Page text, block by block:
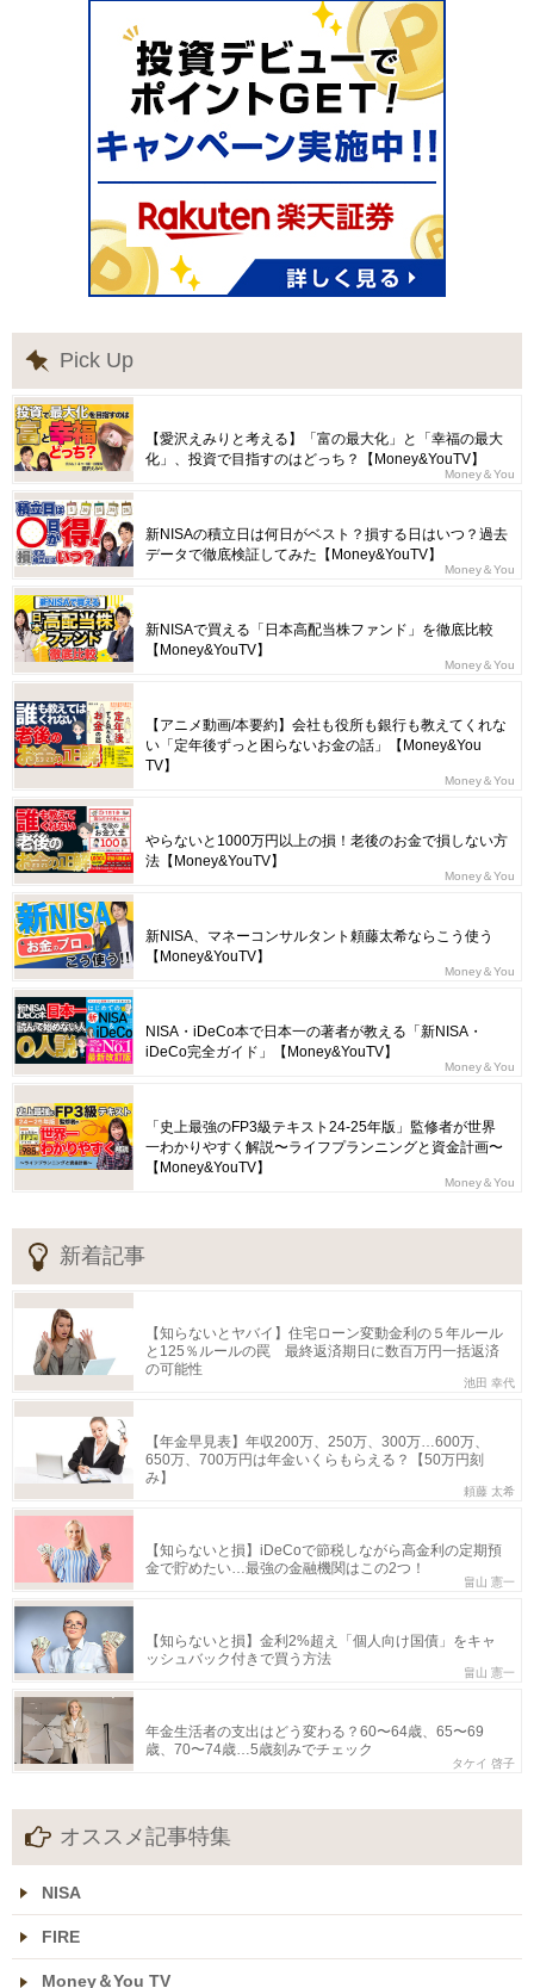
Pick Up
【愛沢えみりと考える】「富の最大化」と「幸福の最大
化」、投資で目指すのはどっち？【Money&YouTV】
Money＆You
新NISAの積立日は何日がベスト？損する日はいつ？過去
データで徹底検証してみた【Money&YouTV】
Money＆You
新NISAで買える「日本高配当株ファンド」を徹底比較
【Money&YouTV】
Money＆You
【アニメ動画/本要約】会社も役所も銀行も教えてくれな
い「定年後ずっと困らないお金の話」【Money&You
TV】
Money＆You
やらないと1000万円以上の損！老後のお金で損しない方
法【Money&YouTV】
Money＆You
新NISA、マネーコンサルタント頼藤太希ならこう使う
【Money&YouTV】
Money＆You
NISA・iDeCo本で日本一の著者が教える「新NISA・
iDeCo完全ガイド」【Money&YouTV】
Money＆You
「史上最強のFP3級テキスト24-25年版」監修者が世界
一わかりやすく解説〜ライフプランニングと資金計画〜
【Money&YouTV】
Money＆You
新着記事
【知らないとヤバイ】住宅ローン変動金利の５年ルール
と125％ルールの罠 最終返済期日に数百万円一括返済
の可能性
池田 幸代
【年金早見表】年収200万、250万、300万…600万、
650万、700万円は年金いくらもらえる？【50万円刻
み】
頼藤 太希
【知らないと損】iDeCoで節税しながら高金利の定期預
金で貯めたい…最強の金融機関はこの2つ！
畠山 憲一
【知らないと損】金利2%超え「個人向け国債」をキャ
ッシュバック付きで買う方法
畠山 憲一
年金生活者の支出はどう変わる？60〜64歳、65〜69
歳、70〜74歳…5歳刻みでチェック
タケイ 啓子
オススメ記事特集
NISA
FIRE
Money＆You TV